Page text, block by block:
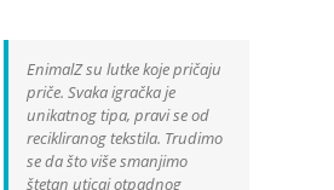
EnimalZ su lutke koje pričaju
priče. Svaka igračka je
unikatnog tipa, pravi se od
recikliranog tekstila. Trudimo
se da što više smanjimo
štetan uticaj otpadnog